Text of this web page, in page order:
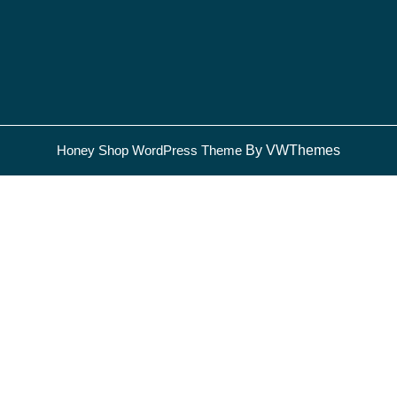
Honey Shop WordPress Theme By VWThemes